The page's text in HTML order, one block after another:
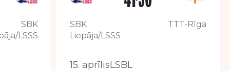
SBK
LSSS
SBK
Liepāja/LSSS
TTT-Rīga
15. aprīlisLSBL